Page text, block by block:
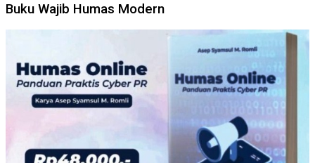
Buku Wajib Humas Modern